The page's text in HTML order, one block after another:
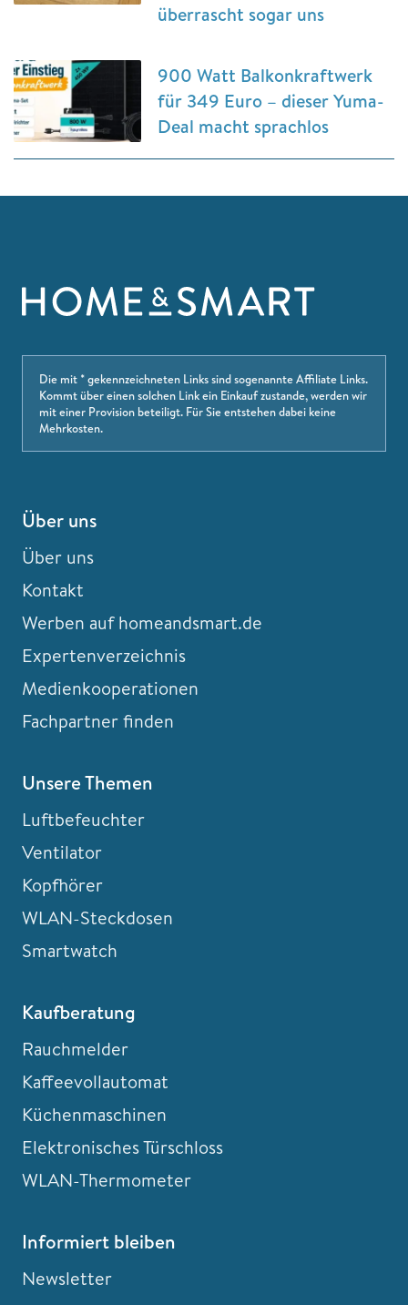
überrascht sogar uns
900 Watt Balkonkraftwerk
für 349 Euro – dieser Yuma-
Deal macht sprachlos
Die mit * gekennzeichneten Links sind sogenannte Affiliate Links.
Kommt über einen solchen Link ein Einkauf zustande, werden wir
mit einer Provision beteiligt. Für Sie entstehen dabei keine
Mehrkosten.
Über uns
Über uns
Kontakt
Werben auf homeandsmart.de
Expertenverzeichnis
Medienkooperationen
Fachpartner finden
Unsere Themen
Luftbefeuchter
Ventilator
Kopfhörer
WLAN-Steckdosen
Smartwatch
Kaufberatung
Rauchmelder
Kaffeevollautomat
Küchenmaschinen
Elektronisches Türschloss
WLAN-Thermometer
Informiert bleiben
Newsletter